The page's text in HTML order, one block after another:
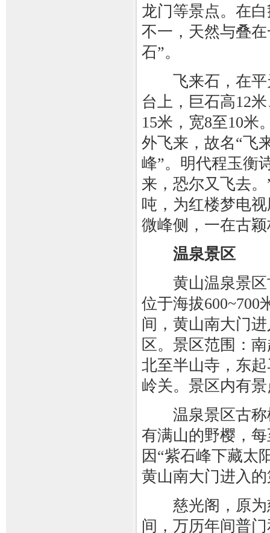
龙门等景点。在
不一，天然与叠
石”。
飞来石，在平
台上，巨石高12
15米，宽8至10米
外飞来，故名“飞
峰”。明代程玉衡
来，恐尔又飞去
吨，为红楼梦电
微峰侧，一在古
温泉景区
黄山温泉景区
位于海拔600~700
间，黄山南大门
区。景区范围：
北至半山寺，东
岭关。景区内有
温泉景区古称
有满山的野樱，
因“紫石峰下藏太
黄山南大门进入
慈光阁，原为
间，万历年间普